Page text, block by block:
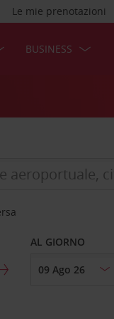
Le mie prenotazioni
BUSINESS
AL GIORNO